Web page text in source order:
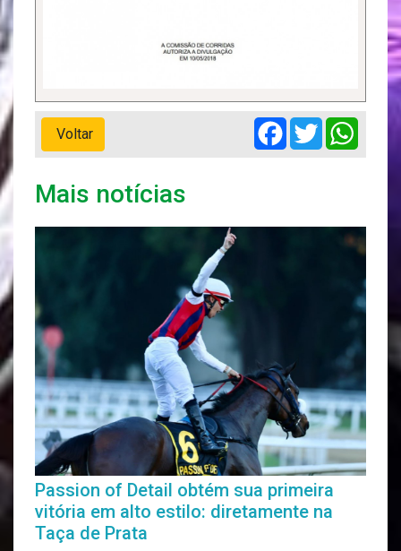
Voltar
Facebook
Twitter
Mais notícias
Passion of Detail obtém sua primeira
vitória em alto estilo: diretamente na
Taça de Prata